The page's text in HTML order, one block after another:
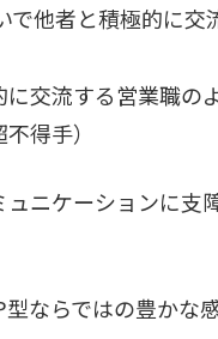
で他者と積極的に
に交流する営業職
得手）
ニケーションに
ならではの豊かな